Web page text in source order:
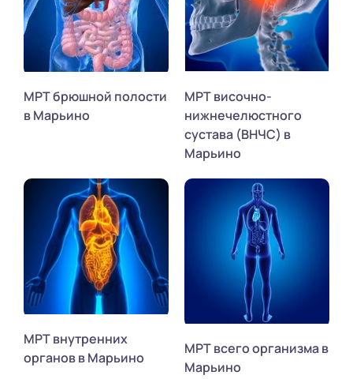
МРТ брюшной полости
в Марьино
МРТ височно-
нижнечелюстного
сустава (ВНЧС) в
Марьино
МРТ внутренних
органов в Марьино
МРТ всего организма в
Марьино